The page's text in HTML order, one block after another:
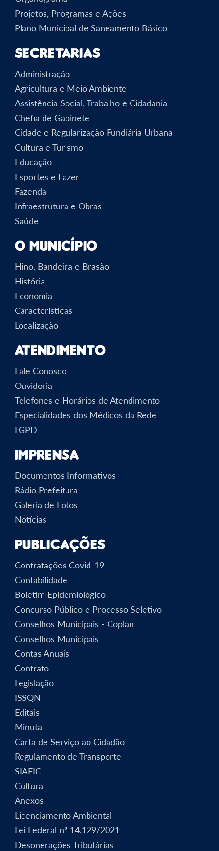
Projetos, Programas e Ações
Plano Municipal de Saneamento Básico
Secretarias
Administração
Agricultura e Meio Ambiente
Assistência Social, Trabalho e Cidadania
Chefia de Gabinete
Cidade e Regularização Fundiária Urbana
Cultura e Turismo
Educação
Esportes e Lazer
Fazenda
Infraestrutura e Obras
Saúde
O Município
Hino, Bandeira e Brasão
História
Economia
Características
Localização
Atendimento
Fale Conosco
Ouvidoria
Telefones e Horários de Atendimento
Especialidades dos Médicos da Rede
LGPD
Imprensa
Documentos Informativos
Rádio Prefeitura
Galeria de Fotos
Notícias
Publicações
Contratações Covid-19
Contabilidade
Boletim Epidemiológico
Concurso Público e Processo Seletivo
Conselhos Municipais - Coplan
Conselhos Municipais
Contas Anuais
Contrato
Legislação
ISSQN
Editais
Minuta
Carta de Serviço ao Cidadão
Regulamento de Transporte
SIAFIC
Cultura
Anexos
Licenciamento Ambiental
Lei Federal nº 14.129/2021
Desonerações Tributárias